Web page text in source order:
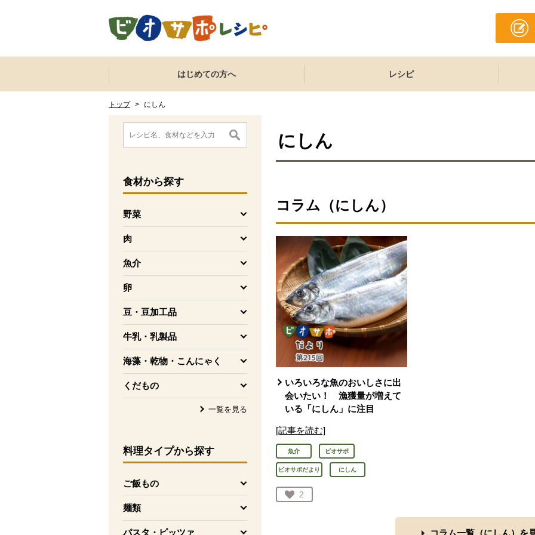
ここからサイト内共通メニューです。
サイト内共通メニューをスキップする
はじめての方へ レシピ
トップ > にしん
ここから消費材検索メニューです。
食材から探す
野菜
を開く
肉
を開く
魚介
を開く
卵
を開く
豆・豆加工品
を開く
牛乳・乳製品
を開く
海藻・乾物・こんにゃく
を開く
くだもの
を開く
一覧を見る
料理タイプから探す
ご飯もの
を開く
麺類
を開く
パスタ・ピッツァ
消費材検索メニューここまで。
ここから本文です。
にしん
コラム（にしん）
いろいろな魚のおいしさに出
会いたい！ 漁獲量が増えて
いる「にしん」に注目
[記事を読む]
魚介 ビオサポ
ビオサポだより にしん
お気に入り登録：
2
人が登録